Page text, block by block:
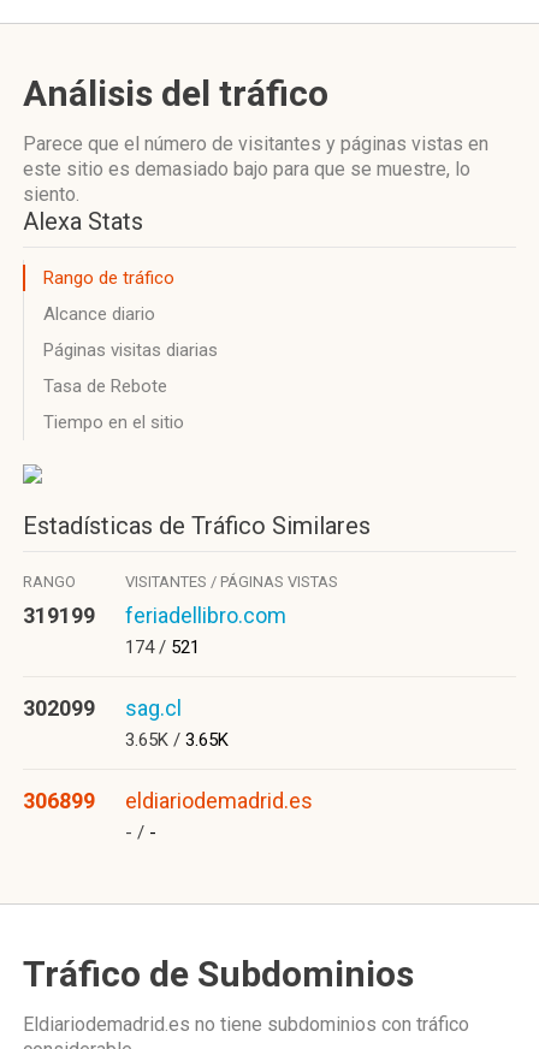
Análisis del tráfico
Parece que el número de visitantes y páginas vistas en
este sitio es demasiado bajo para que se muestre, lo
siento.
Alexa Stats
Rango de tráfico
Alcance diario
Páginas visitas diarias
Tasa de Rebote
Tiempo en el sitio
Estadísticas de Tráfico Similares
RANGO VISITANTES / PÁGINAS VISTAS
319199 feriadellibro.com
174 / 521
302099 sag.cl
3.65K / 3.65K
306899 eldiariodemadrid.es
- / -
Tráfico de Subdominios
Eldiariodemadrid.es no tiene subdominios con tráfico